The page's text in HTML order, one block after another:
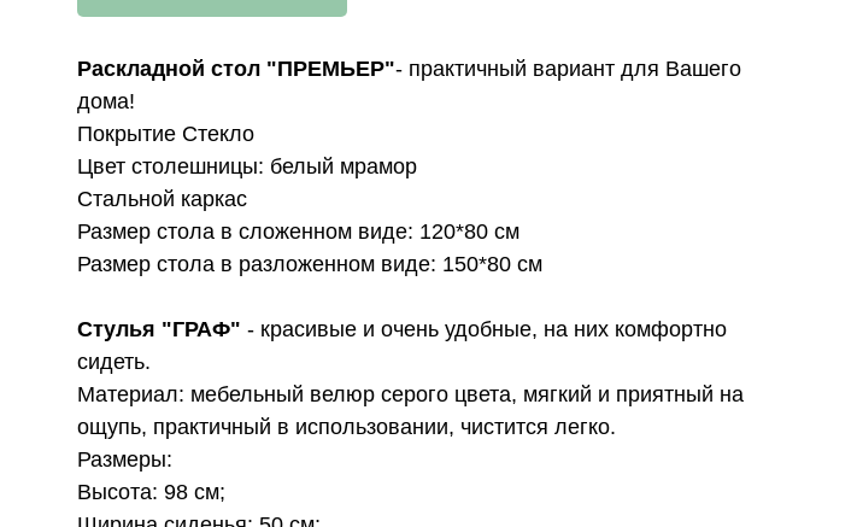
Раскладной стол "ПРЕМЬЕР"- практичный вариант для Вашего
дома!
Покрытие Стекло
Цвет столешницы: белый мрамор
Стальной каркас
Размер стола в сложенном виде: 120*80 см
Размер стола в разложенном виде: 150*80 см
Стулья "ГРАФ" - красивые и очень удобные, на них комфортно
сидеть.
Материал: мебельный велюр серого цвета, мягкий и приятный на
ощупь, практичный в использовании, чистится легко.
Размеры:
Высота: 98 см;